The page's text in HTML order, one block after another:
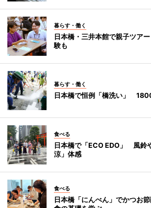
暮らす・働く
日本橋・三井本館で親子ツア
験も
暮らす・働く
日本橋で恒例「橋洗い」
食べる
日本橋で「ECO EDO」 風鈴
涼」体感
食べる
日本橋「にんべん」でかつお